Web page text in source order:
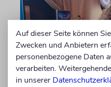
Auf dieser Seite können
Zwecken und Anbietern
personenbezogene Daten
verarbeiten.
in unserer